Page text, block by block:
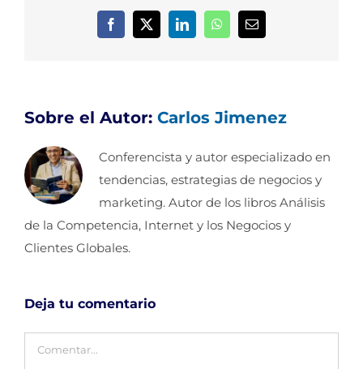
Facebook
X LinkedInWhatsAppCorreo
Sobre el Autor: Carlos Jimenez
Conferencista y autor especializado en
tendencias, estrategias de negocios y
marketing. Autor de los libros Análisis
de la Competencia, Internet y los Negocios y
Clientes Globales.
Deja tu comentario
Comentar